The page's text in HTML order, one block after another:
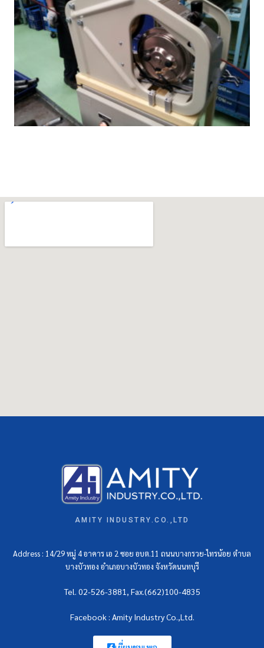
AMITY INDUSTRY.CO.,LTD
Address : 14/29 หมู่ 4 อาคาร เอ 2 ซอย อบต.11 ถนนบางกรวย-ไทรน้อย ตำบล
บางบัวทอง อำเภอบางบัวทอง จังหวัดนนทบุรี
Tel. 02-526-3881, Fax.(662)100-4835
Facebook : Amity Industry Co.,Ltd.